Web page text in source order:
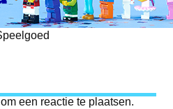
om een reactie te plaatsen.